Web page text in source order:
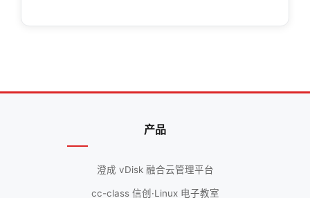
产品
澄成 vDisk 融合云管理平台
cc-class 信创·Linux 电子教室